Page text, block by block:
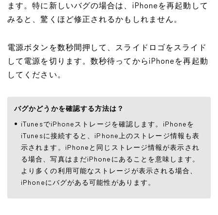
ます。特に新しいバグの場合は、iPhoneを再起動して
みると、驚くほど修正されるかもしれません。
電源ボタンを数秒間押して、スライドロゴをスライド
して電源を切ります。数秒待ってからiPhoneを再起動
してください。
バグかどうかを確認する方法は？
iTunesでiPhoneストレージを確認します。iPhoneを
iTunesに接続すると、iPhone上のストレージ情報も表
示されます。iPhoneと同じストレージ情報が表示され
る場合、写真はまだiPhoneにあることを意味します。
より多くの利用可能なストレージが表示される場合、
iPhoneにバグがある可能性があります。